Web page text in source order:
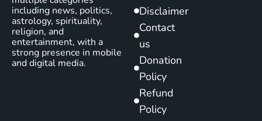
including news, politics,
astrology, spirituality,
religion, and
entertainment, with a
strong presence in mobile
and digital media.
Disclaimer
Contact
us
Donation
Policy
Refund
Policy